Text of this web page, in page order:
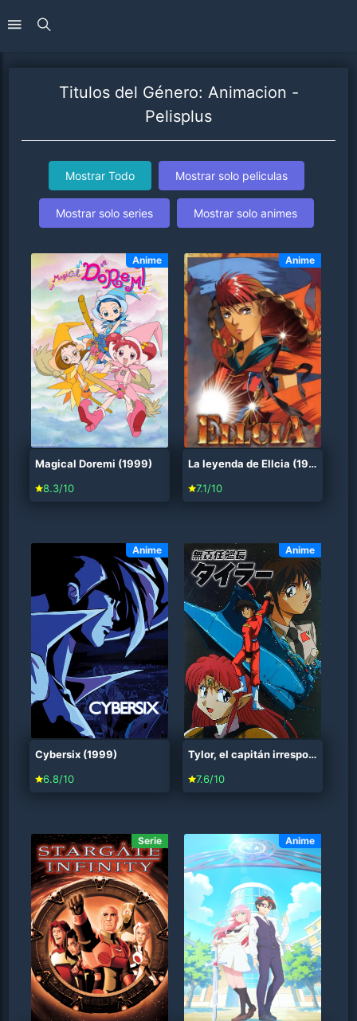
Titulos del Género: Animacion -
Pelisplus
Mostrar Todo Mostrar solo peliculas
Mostrar solo series Mostrar solo animes
Anime
Magical Doremi (1999)
8.3/10
Anime
La leyenda de Ellcia (1992)
7.1/10
Anime
Cybersix (1999)
6.8/10
Anime
Tylor, el capitán irresponsable (1993)
7.6/10
Serie Anime